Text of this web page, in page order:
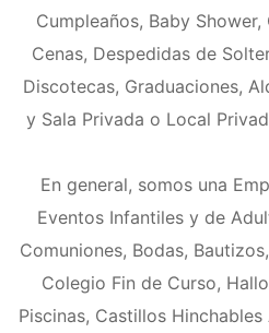
Cumpleaños, Baby
Cenas, Despedidas de
Discotecas, Graduaciones,
y Sala Privada o Local
En general, somos una
Eventos Infantiles y de
Comuniones, Bodas,
Colegio Fin de Curso,
Piscinas, Castillos